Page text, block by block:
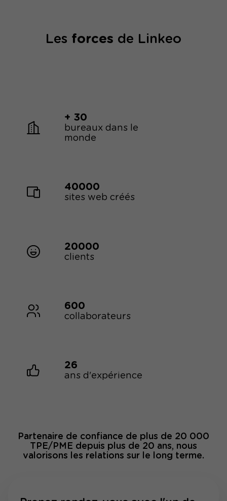
Les forces de Linkeo
+ 30
bureaux dans le
monde
40000
sites web créés
20000
clients
600
collaborateurs
26
ans d'expérience
Partenaire de confiance de plus de 20 000
TPE/PME depuis plus de 20 ans, nous
valorisons les relations sur le long terme.